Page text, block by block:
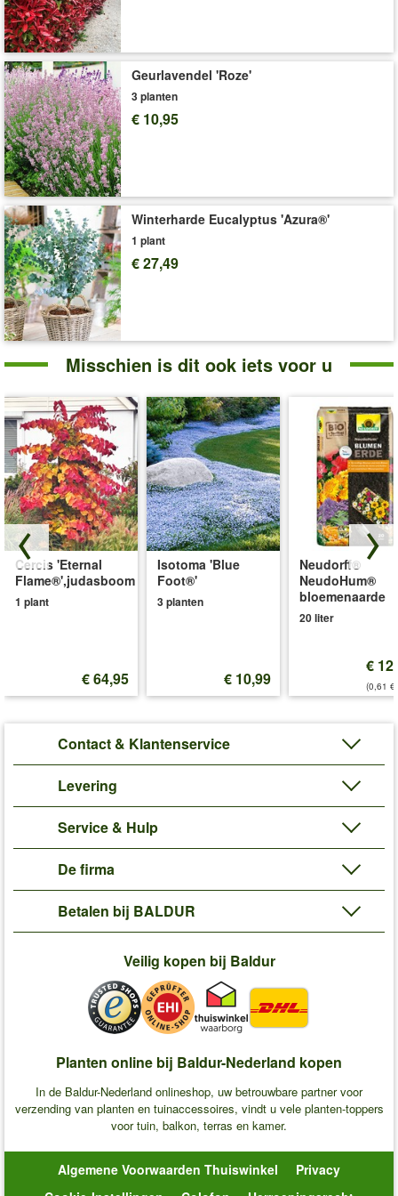
Voor extra rijke bloei en krachtige groei adviseren wij
SUBSTRAL® langwerkende meststof voor bloeiende
planten (art.nr.8827
Art.nr.:9473
Levering omvat:7 liter containerpot, 40-60 cm hoog
'Cercis'
Plant- en Verzorgingstips
Geurlavendel 'Roze'
3 planten
€ 10,95
Winterharde Eucalyptus 'Azura®'
1 plant
€ 27,49
Misschien is dit ook iets voor u
Cercis 'Eternal
Flame®',judasboom
1 plant
€ 64,95
Isotoma 'Blue
Foot®'
3 planten
€ 10,99
Neudorff®
NeudoHum®
bloemenaarde
20 liter
€
(0,61
Contact & Klantenservice
Levering
Service & Hulp
De firma
Betalen bij BALDUR
Veilig kopen bij Baldur
Planten online bij Baldur-Nederland kopen
In de Baldur-Nederland onlineshop, uw betrouwbare partner voor
verzending van planten en tuinaccessoires, vindt u vele planten-toppers
voor tuin, balkon, terras en kamer.
Algemene Voorwaarden Thuiswinkel
Privacy